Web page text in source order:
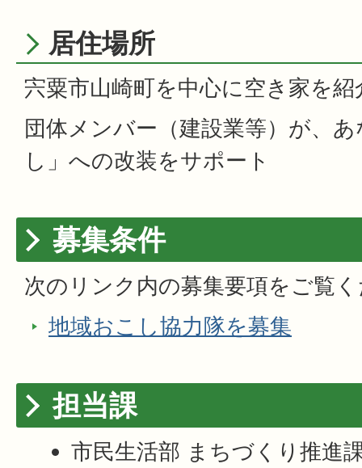
居住場所
宍粟市山崎町を中心に空き家を
団体メンバー（建設業等）が、
し」への改装をサポート
募集条件
次のリンク内の募集要項をご覧
地域おこし協力隊を募集
担当課
市民生活部 まちづくり推進